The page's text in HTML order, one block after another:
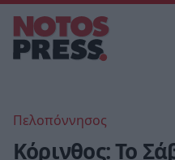
Πελοπόννησος
Κόρινθος: Το